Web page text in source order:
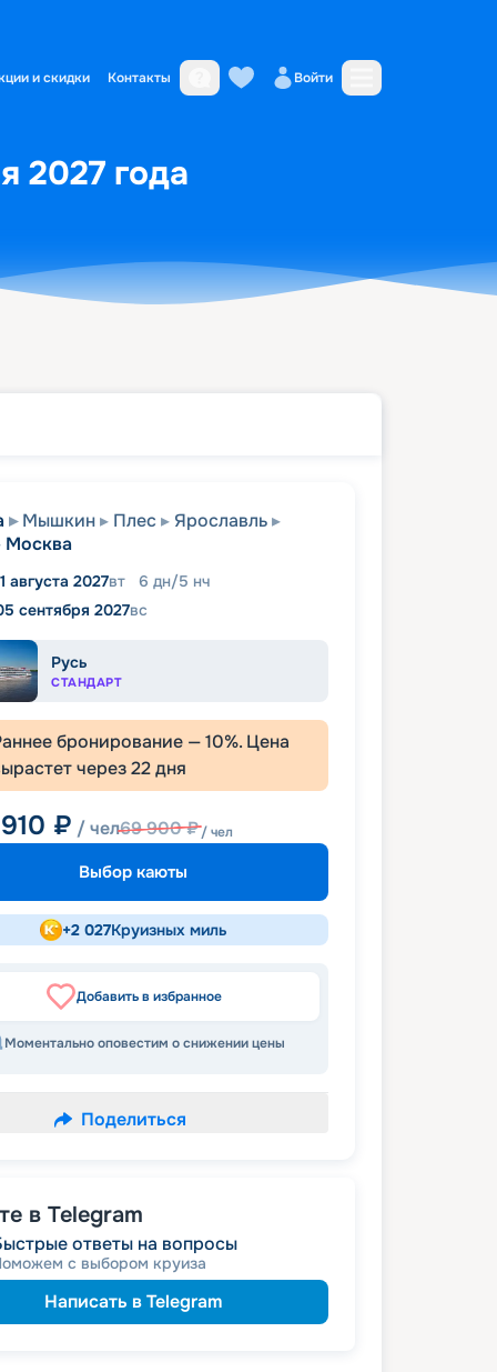
и скидки Контакты Войти
2027 года
Мышкин Плес
Ярославль
Москва
августа 2027вт 6 дн/5 нч
сентября 2027вс
Русь
СТАНДАРТ
бронирование —10%. Цена
через22дня
₽ / чел69 900₽/ чел
Выбор каюты
+2 027Круизных миль
Добавить в избранное
Моментально оповестим о снижении цены
Поделиться
в Telegram
ответы на вопросы
с выбором круиза
Написать в Telegram